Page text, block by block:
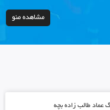
مشاهده منو
عماد طالب زاده بچه